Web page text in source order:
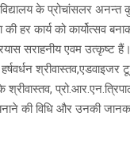
के प्रोचांसलर अनन्त
की हर कार्य को कार्योत्सव
सराहनीय एवम उत्कृष्ट हैं।
श्रीवास्तव,एडवाइजर
श्रीवास्तव,
की विधि और उनकी